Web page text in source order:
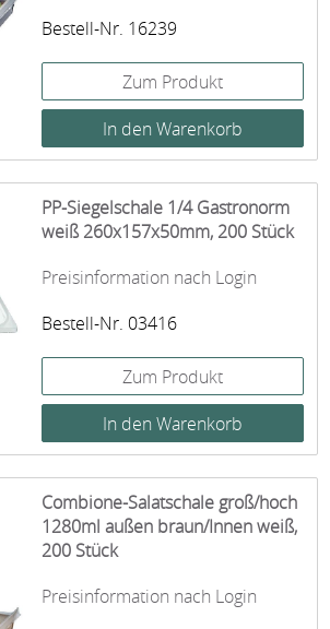
Bestell-Nr. 16239
Zum Produkt
PP-Siegelschale 1/4 Gastronorm
weiß 260x157x50mm, 200 Stück
Preisinformation nach Login
Bestell-Nr. 03416
Zum Produkt
Combione-Salatschale groß/hoch
1280ml außen braun/Innen weiß,
200 Stück
Preisinformation nach Login